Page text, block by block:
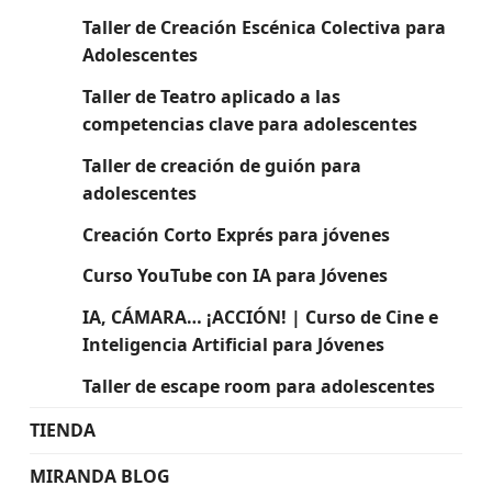
Taller de Creación Escénica Colectiva para
Adolescentes
Taller de Teatro aplicado a las
competencias clave para adolescentes
Taller de creación de guión para
adolescentes
Creación Corto Exprés para jóvenes
Curso YouTube con IA para Jóvenes
IA, CÁMARA… ¡ACCIÓN! | Curso de Cine e
Inteligencia Artificial para Jóvenes
Taller de escape room para adolescentes
TIENDA
MIRANDA BLOG